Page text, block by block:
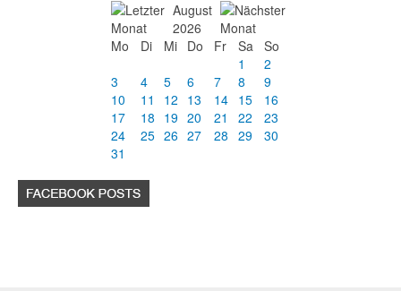
August
2026
Mo
Di Mi Do Fr Sa So
1
2
3
4 5 6 7 8
9
10
11 12 13 14 15
16
17
18 19 20 21 22
23
24
25 26 27 28 29
30
31